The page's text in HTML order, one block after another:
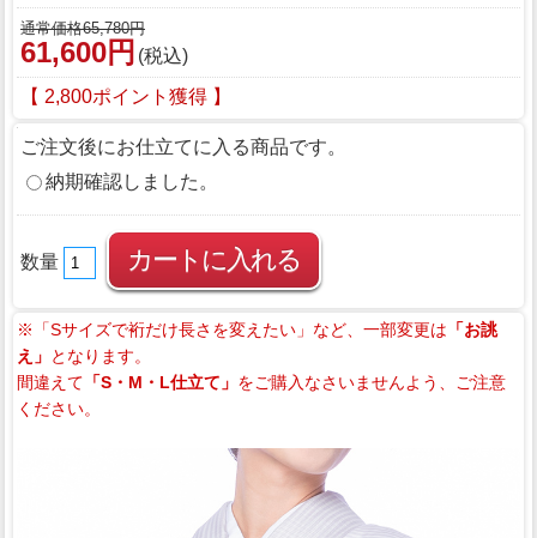
通常価格65,780円
61,600円 (税込)
【 2,800ポイント獲得 】
ご注文後にお仕立てに入る商品です。
納期確認しました。
数量
※「Sサイズで裄だけ長さを変えたい」など、一部変更は 「お誂
え」 となります。
間違えて 「S・M・L仕立て」 をご購入なさいませんよう、ご注意
ください。